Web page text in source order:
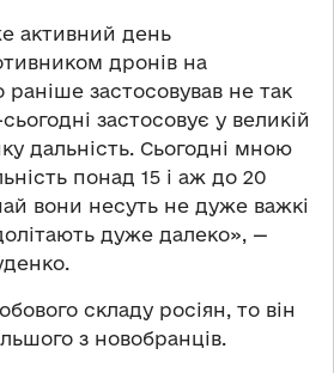
активний день
дронів на
застосовував не так
застосовує у великій
дальність. Сьогодні мною
понад 15 і аж до 20
вони несуть не дуже важкі
дуже далеко», —
складу росіян, то він
з новобранців.